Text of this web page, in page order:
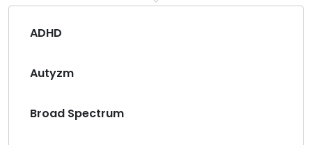
ADHD
Autyzm
Broad Spectrum